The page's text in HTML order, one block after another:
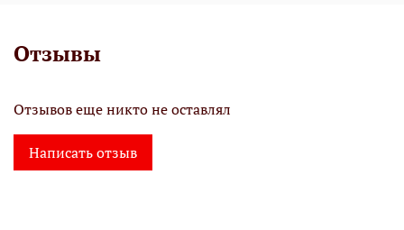
Отзывы
Отзывов еще никто не оставлял
Написать отзыв